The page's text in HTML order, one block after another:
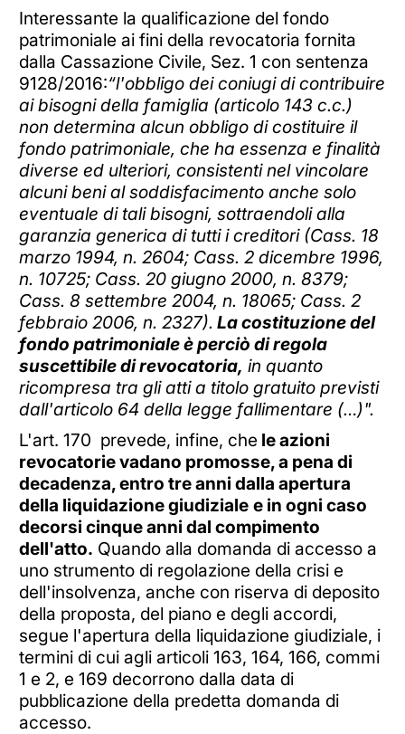
Interessante la qualificazione del fondo
patrimoniale ai fini della revocatoria fornita
dalla Cassazione Civile, Sez. 1 con sentenza
9128/2016:“l'obbligo dei coniugi di contribuire
ai bisogni della famiglia (articolo 143 c.c.)
non determina alcun obbligo di costituire il
fondo patrimoniale, che ha essenza e finalità
diverse ed ulteriori, consistenti nel vincolare
alcuni beni al soddisfacimento anche solo
eventuale di tali bisogni, sottraendoli alla
garanzia generica di tutti i creditori (Cass. 18
marzo 1994, n. 2604; Cass. 2 dicembre 1996,
n. 10725; Cass. 20 giugno 2000, n. 8379;
Cass. 8 settembre 2004, n. 18065; Cass. 2
febbraio 2006, n. 2327). La costituzione del
fondo patrimoniale è perciò di regola
suscettibile di revocatoria, in quanto
ricompresa tra gli atti a titolo gratuito previsti
dall'articolo 64 della legge fallimentare (…)".
L'art. 170 prevede, infine, che le azioni
revocatorie vadano promosse, a pena di
decadenza, entro tre anni dalla apertura
della liquidazione giudiziale e in ogni caso
decorsi cinque anni dal compimento
dell'atto. Quando alla domanda di accesso a
uno strumento di regolazione della crisi e
dell'insolvenza, anche con riserva di deposito
della proposta, del piano e degli accordi,
segue l'apertura della liquidazione giudiziale, i
termini di cui agli articoli 163, 164, 166, commi
1 e 2, e 169 decorrono dalla data di
pubblicazione della predetta domanda di
accesso.